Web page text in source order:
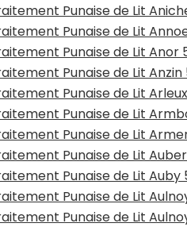
Punaise de Lit
Punaise de Lit
Punaise de Lit Anor
Punaise de Lit Anzin
Punaise de Lit Arleux
Punaise de Lit
Punaise de Lit
Punaise de Lit
Punaise de Lit Auby
Punaise de Lit
Punaise de Lit